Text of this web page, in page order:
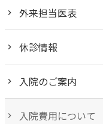
外来担当医表
休診情報
入院のご案内
入院費用について